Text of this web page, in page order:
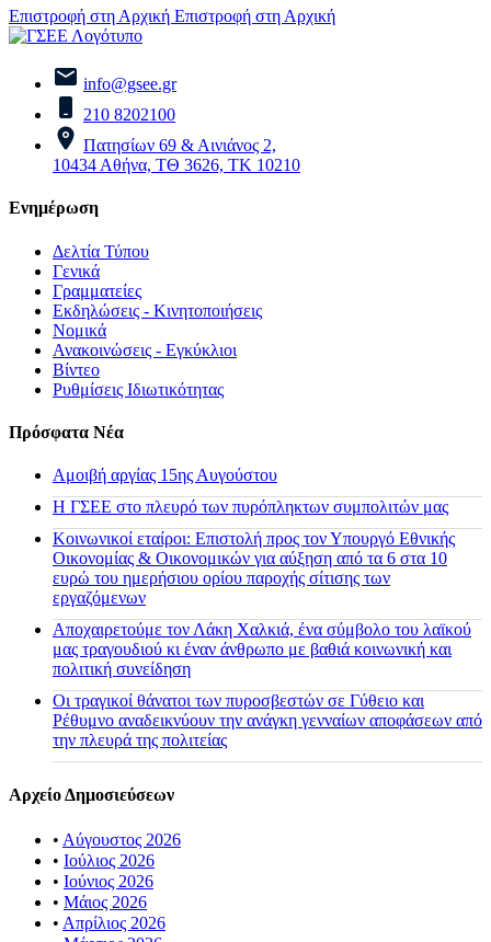
Επιστροφή στη Αρχική Επιστροφή στη Αρχική
info@gsee.gr
210 8202100
Πατησίων 69 & Αινιάνος 2,
10434 Αθήνα, ΤΘ 3626, ΤΚ 10210
Ενημέρωση
Δελτία Τύπου
Γενικά
Γραμματείες
Εκδηλώσεις - Κινητοποιήσεις
Νομικά
Ανακοινώσεις - Εγκύκλιοι
Βίντεο
Ρυθμίσεις Ιδιωτικότητας
Πρόσφατα Νέα
Αμοιβή αργίας 15ης Αυγούστου
H ΓΣΕΕ στο πλευρό των πυρόπληκτων συμπολιτών μας
Κοινωνικοί εταίροι: Επιστολή προς τον Υπουργό Εθνικής
Οικονομίας & Οικονομικών για αύξηση από τα 6 στα 10
ευρώ του ημερήσιου ορίου παροχής σίτισης των
εργαζόμενων
Αποχαιρετούμε τον Λάκη Χαλκιά, ένα σύμβολο του λαϊκού
μας τραγουδιού κι έναν άνθρωπο με βαθιά κοινωνική και
πολιτική συνείδηση
Οι τραγικοί θάνατοι των πυροσβεστών σε Γύθειο και
Ρέθυμνο αναδεικνύουν την ανάγκη γενναίων αποφάσεων από
την πλευρά της πολιτείας
Αρχείο Δημοσιεύσεων
• Αύγουστος 2026
• Ιούλιος 2026
• Ιούνιος 2026
• Μάιος 2026
• Απρίλιος 2026